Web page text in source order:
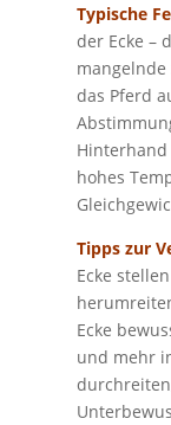
Typische
der Ecke –
mangelnde
das Pferd
Hinterhand
hohes
Tipps zur
Ecke
Ecke
und mehr